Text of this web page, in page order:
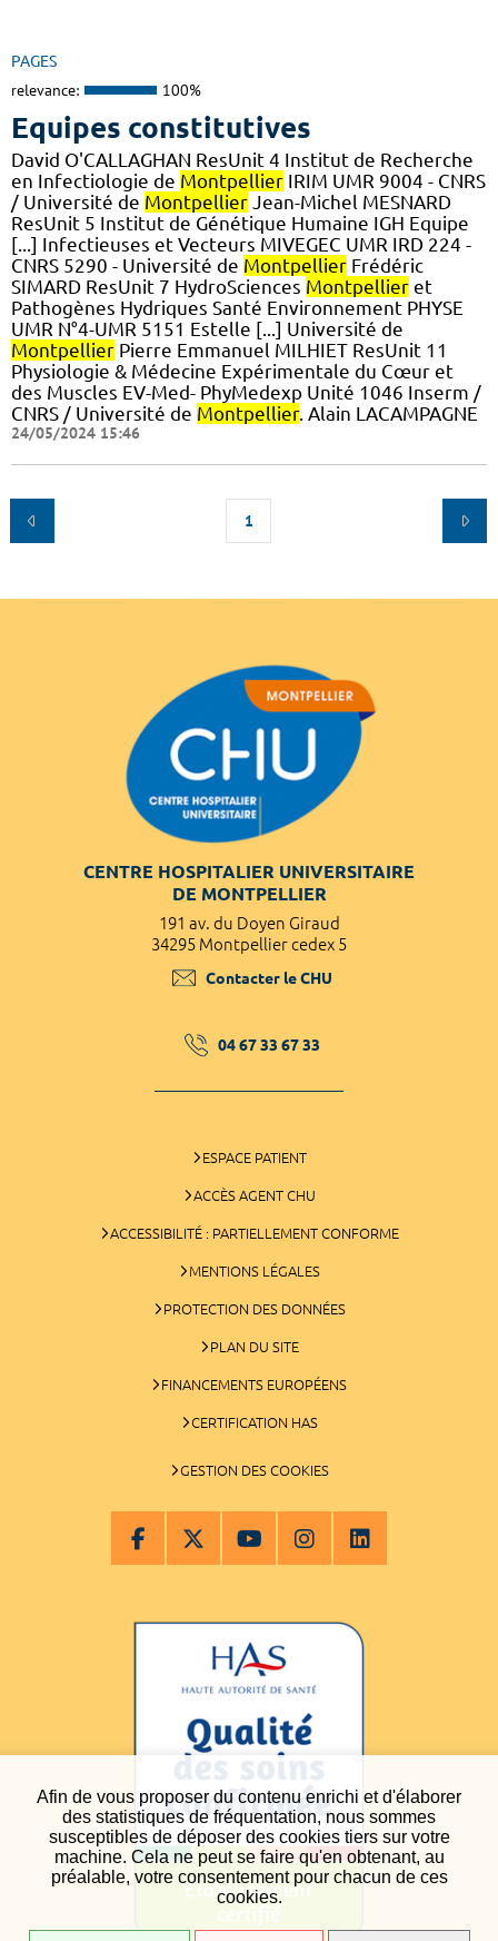
Afin de vous proposer du contenu enrichi et d'élaborer
des statistiques de fréquentation, nous sommes
susceptibles de déposer des cookies tiers sur votre
machine. Cela ne peut se faire qu'en obtenant, au
préalable, votre consentement pour chacun de ces
cookies.
PAGES
relevance: 100%
Equipes constitutives
David O'CALLAGHAN ResUnit 4 Institut de Recherche
en Infectiologie de Montpellier IRIM UMR 9004 - CNRS
/ Université de Montpellier Jean-Michel MESNARD
ResUnit 5 Institut de Génétique Humaine IGH Equipe
[...] Infectieuses et Vecteurs MIVEGEC UMR IRD 224 -
CNRS 5290 - Université de Montpellier Frédéric
SIMARD ResUnit 7 HydroSciences Montpellier et
Pathogènes Hydriques Santé Environnement PHYSE
UMR N°4-UMR 5151 Estelle [...] Université de
Montpellier Pierre Emmanuel MILHIET ResUnit 11
Physiologie & Médecine Expérimentale du Cœur et
des Muscles EV-Med- PhyMedexp Unité 1046 Inserm /
CNRS / Université de Montpellier. Alain LACAMPAGNE
24/05/2024 15:46
1
CENTRE HOSPITALIER UNIVERSITAIRE
DE MONTPELLIER
191 av. du Doyen Giraud
34295 Montpellier cedex 5
Contacter le CHU
04 67 33 67 33
ESPACE PATIENT
ACCÈS AGENT CHU
ACCESSIBILITÉ : PARTIELLEMENT CONFORME
MENTIONS LÉGALES
PROTECTION DES DONNÉES
PLAN DU SITE
FINANCEMENTS EUROPÉENS
CERTIFICATION HAS
GESTION DES COOKIES